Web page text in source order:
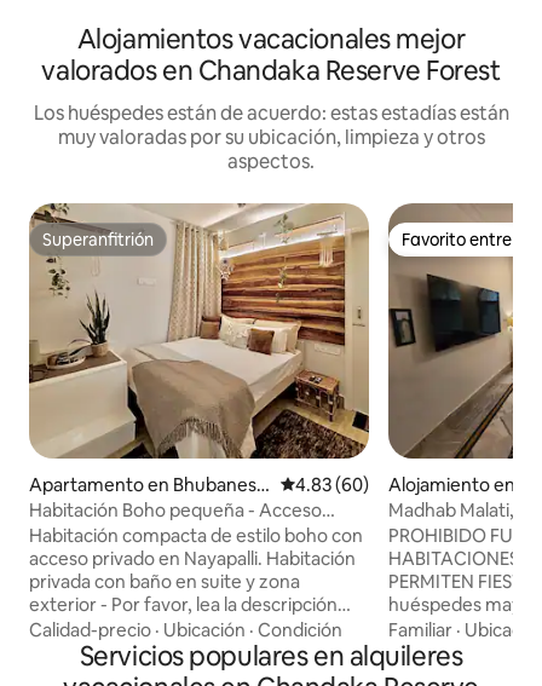
Alojamientos vacacionales mejor
valorados en Chandaka Reserve Forest
Los huéspedes están de acuerdo: estas estadías están
muy valoradas por su ubicación, limpieza y otros
aspectos.
Superanfitrión
Superanfitrión
Apartamento en Bhubanesw
ar
Calificación promedio: 4.83 de
4.83 (60)
Habitación Boho pequeña - Acceso
privado
Habitación compacta de estilo boho con
acceso privado en Nayapalli. Habitación
privada con baño en suite y zona
exterior - Por favor, lea la descripción
completa antes de reservar. - Se
admiten parejas. - Netflix y wifi gratuitos
- Planta baja. - Barrio residencial - A 1 km
Calidad-precio · Ubicación · Condición
Favorito entre
Favorito entre
Alojamiento en
arpur
Madhab Malati,
PROHIBIDO
HABITACIONES.
PERMITEN
huéspedes
en el edificio. Te
una estadía
vecindario
Familiar ·
Servicios populares en alquileres